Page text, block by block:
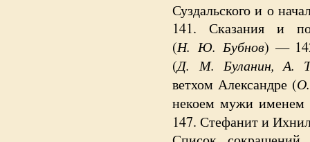
Суздальского и о
141. Сказания и
(Н. Ю. Бубнов) —
(Д. М. Буланин, А.
ветхом Александре (
некоем мужи
147. Стефанит и